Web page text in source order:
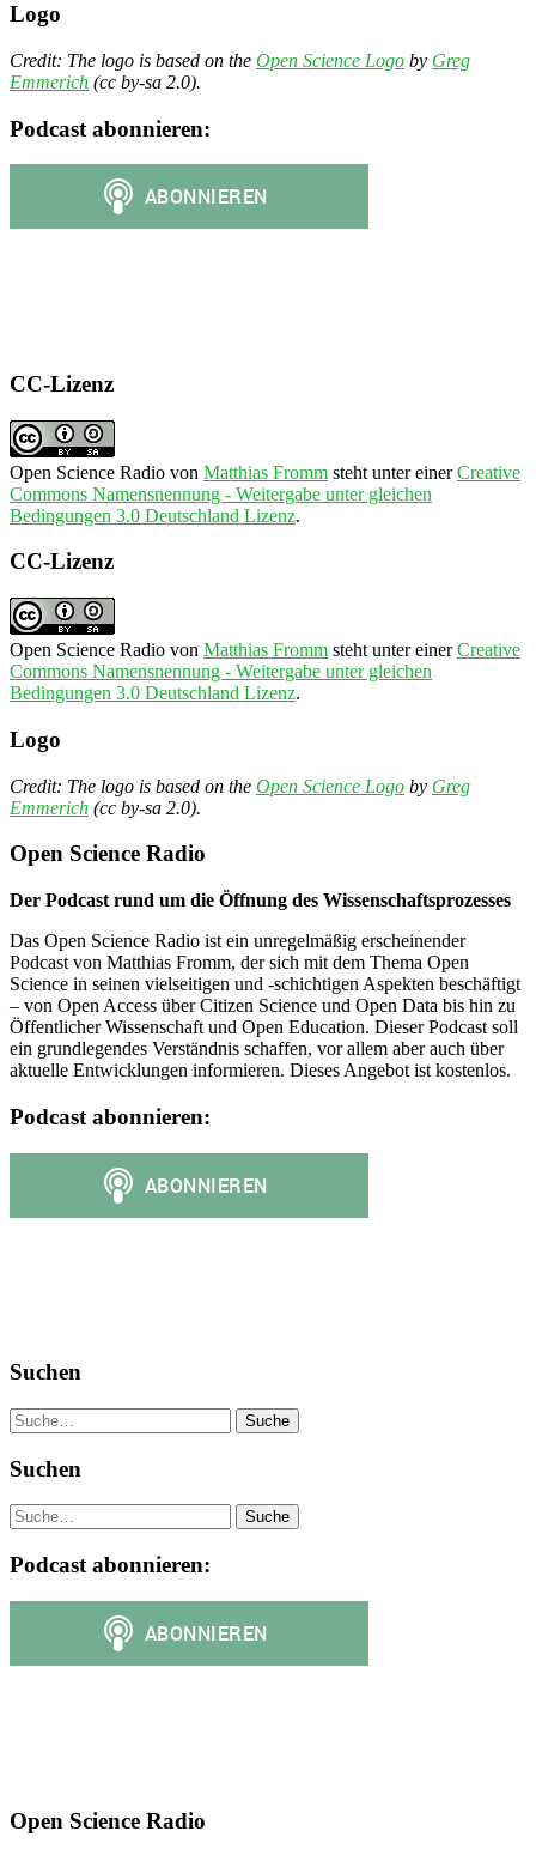
Logo
Credit: The logo is based on the Open Science Logo by Greg
Emmerich (cc by-sa 2.0).
Podcast abonnieren:
CC-Lizenz
Open Science Radio von Matthias Fromm steht unter einerCreative
Commons Namensnennung - Weitergabe unter gleichen
Bedingungen 3.0 Deutschland Lizenz.
CC-Lizenz
Open Science Radio von Matthias Fromm steht unter einerCreative
Commons Namensnennung - Weitergabe unter gleichen
Bedingungen 3.0 Deutschland Lizenz.
Logo
Credit: The logo is based on the Open Science Logo by Greg
Emmerich (cc by-sa 2.0).
Open Science Radio
Der Podcast rund um die Öffnung des Wissenschaftsprozesses
Das Open Science Radio ist ein unregelmäßig erscheinender
Podcast von Matthias Fromm, der sich mit dem Thema Open
Science in seinen vielseitigen und -schichtigen Aspekten beschäftigt
– von Open Access über Citizen Science und Open Data bis hin zu
Öffentlicher Wissenschaft und Open Education. Dieser Podcast soll
ein grundlegendes Verständnis schaffen, vor allem aber auch über
aktuelle Entwicklungen informieren. Dieses Angebot ist kostenlos.
Podcast abonnieren:
Suchen
Suche
Suchen
Suche
Podcast abonnieren:
Open Science Radio